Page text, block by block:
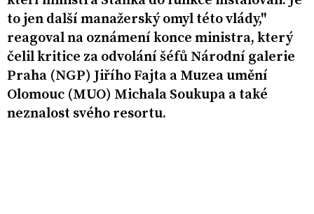
to jen další manažerský omyl této vlády,"
reagoval na oznámení konce ministra, který
čelil kritice za odvolání šéfů Národní galerie
Praha (NGP) Jiřího Fajta a Muzea umění
Olomouc (MUO) Michala Soukupa a také
neznalost svého resortu.